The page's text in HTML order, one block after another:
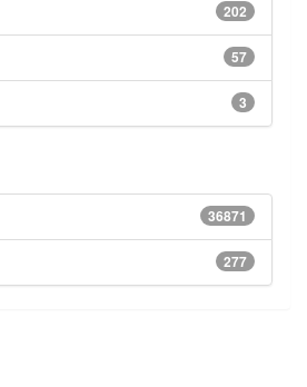
202
57
3
36871
277